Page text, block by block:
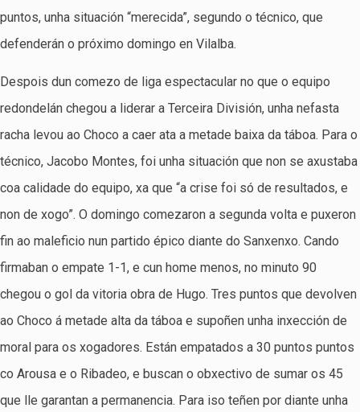
puntos, unha situación “merecida”, segundo o técnico, que
defenderán o próximo domingo en Vilalba.
Despois dun comezo de liga espectacular no que o equipo
redondelán chegou a liderar a Terceira División, unha nefasta
racha levou ao Choco a caer ata a metade baixa da táboa. Para o
técnico, Jacobo Montes, foi unha situación que non se axustaba
coa calidade do equipo, xa que “a crise foi só de resultados, e
non de xogo”. O domingo comezaron a segunda volta e puxeron
fin ao maleficio nun partido épico diante do Sanxenxo. Cando
firmaban o empate 1-1, e cun home menos, no minuto 90
chegou o gol da vitoria obra de Hugo. Tres puntos que devolven
ao Choco á metade alta da táboa e supoñen unha inxección de
moral para os xogadores. Están empatados a 30 puntos puntos
co Arousa e o Ribadeo, e buscan o obxectivo de sumar os 45
que lle garantan a permanencia. Para iso teñen por diante unha